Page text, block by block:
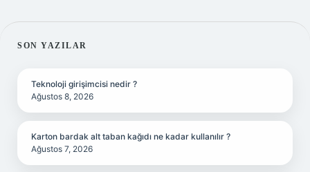
SIDEBAR
SON YAZILAR
Teknoloji girişimcisi nedir ?
Ağustos 8, 2026
Karton bardak alt taban kağıdı ne kadar kullanılır ?
Ağustos 7, 2026